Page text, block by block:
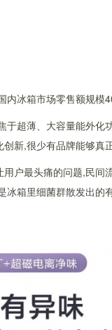
冰箱市场零售额规模
超薄、大容量能外化
新,很少有品牌能够真
户最头痛的问题,民间
箱里细菌群散发出的